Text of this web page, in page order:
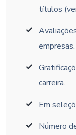
títulos
empresas.
carreira.
Em
Número